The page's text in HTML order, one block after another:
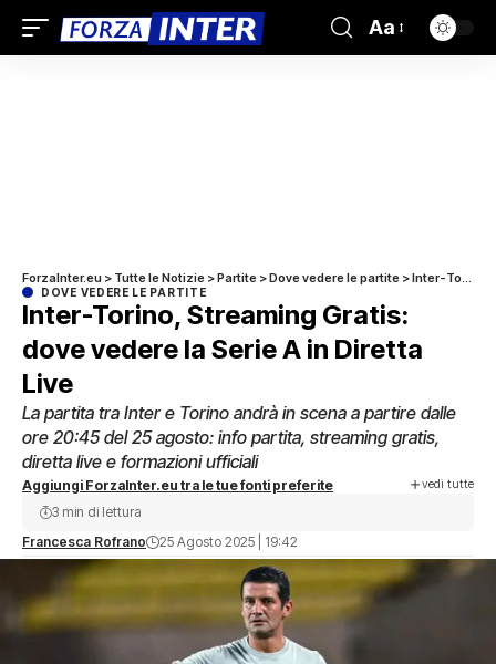
Aa
ForzaInter.eu > Tutte le Notizie >Partite >Dove vedere le partite >Inter-Torino, Streaming Gratis: dove vedere la Serie A in Diretta Live
DOVE VEDERE LE PARTITE
Inter-Torino, Streaming Gratis:
dove vedere la Serie A in Diretta
Live
La partita tra Inter e Torino andrà in scena a partire dalle
ore 20:45 del 25 agosto: info partita, streaming gratis,
diretta live e formazioni ufficiali
Aggiungi ForzaInter.eu tra le tue fonti preferite vedi tutte
Francesca Rofrano 25 Agosto 2025 | 19:42
3 min di lettura